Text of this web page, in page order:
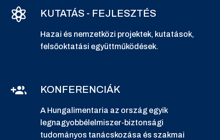
KUTATÁS - FEJLESZTÉS
Hazai és nemzetközi projektek, kutatások,
felsőoktatási együttműködések.
KONFERENCIÁK
A Hungalimentaria az ország egyik
legnagyobbélelmiszer-biztonsági
tudományos tanácskozása és szakmai